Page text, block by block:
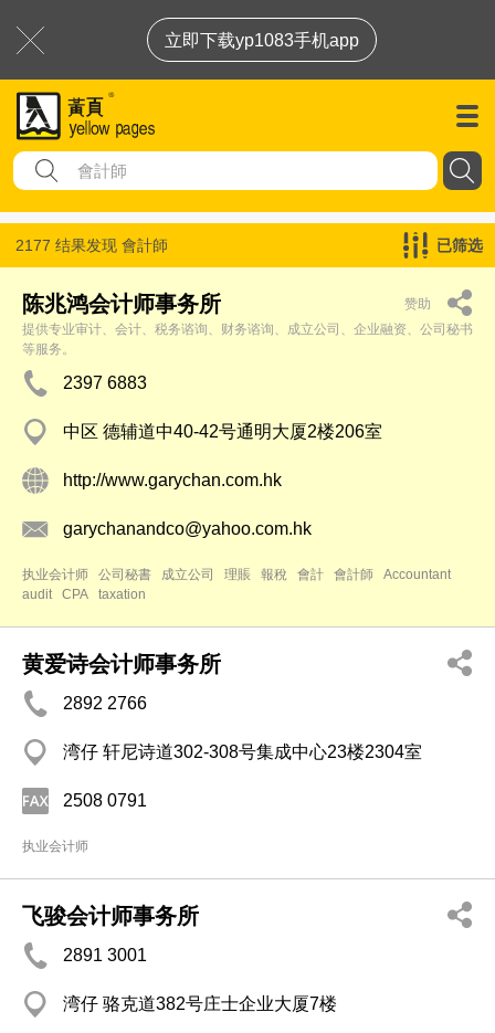
立即下载yp1083手机app
2177 结果发现 會計師 已筛选
陈兆鸿会计师事务所
赞助
提供专业审计、会计、税务谘询、财务谘询、成立公司、企业融资、公司秘书
等服务。
2397 6883
中区 德辅道中40-42号通明大厦2楼206室
http://www.garychan.com.hk
garychanandco@yahoo.com.hk
执业会计师 公司秘書 成立公司 理賬 報稅 會計 會計師
Accountant
audit
CPA taxation
黄爱诗会计师事务所
2892 2766
湾仔 轩尼诗道302-308号集成中心23楼2304室
2508 0791
执业会计师
飞骏会计师事务所
2891 3001
湾仔 骆克道382号庄士企业大厦7楼